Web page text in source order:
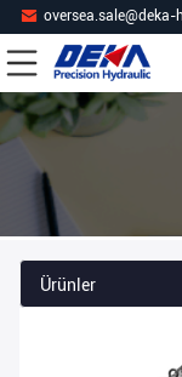
oversea.sale@deka-
Ürünler